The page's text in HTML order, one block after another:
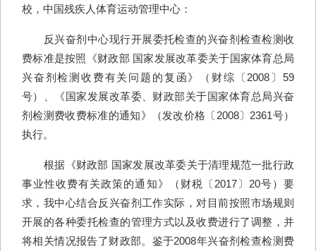
校，中国残疾人体育运动管理中心：
反兴奋剂中心现行开展委托检查的兴奋剂检查检测收
费标准是按照《财政部 国家发展改革委关于国家体育总局
兴奋剂检测收费有关问题的复函》（财综〔2008〕59
号）、《国家发展改革委、财政部关于国家体育总局兴奋
剂检测费收费标准的通知》（发改价格〔2008〕2361号）
执行。
根据《财政部 国家发展改革委关于清理规范一批行政
事业性收费有关政策的通知》（财税〔2017〕20号）要
求，我中心结合反兴奋剂工作实际，对目前按照市场规则
开展的各种委托检查的管理方式以及收费进行了调整，并
将相关情况报告了财政部。鉴于2008年兴奋剂检查检测费